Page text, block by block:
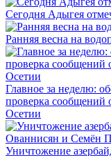
Сегодня Адыгея
Ранняя весна на
Главное за неделю:
проверка сообщений
Осетии
Уничтожение